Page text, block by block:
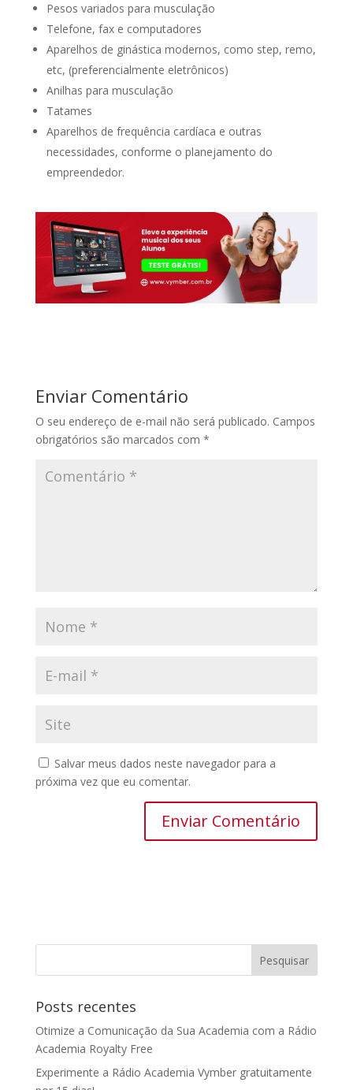
Pesos variados para musculação
Telefone, fax e computadores
Aparelhos de ginástica modernos, como step, remo,
etc, (preferencialmente eletrônicos)
Anilhas para musculação
Tatames
Aparelhos de frequência cardíaca e outras
necessidades, conforme o planejamento do
empreendedor.
Enviar Comentário
O seu endereço de e-mail não será publicado. Campos
obrigatórios são marcados com *
Salvar meus dados neste navegador para a
próxima vez que eu comentar.
Posts recentes
Otimize a Comunicação da Sua Academia com a Rádio
Academia Royalty Free
Experimente a Rádio Academia Vymber gratuitamente